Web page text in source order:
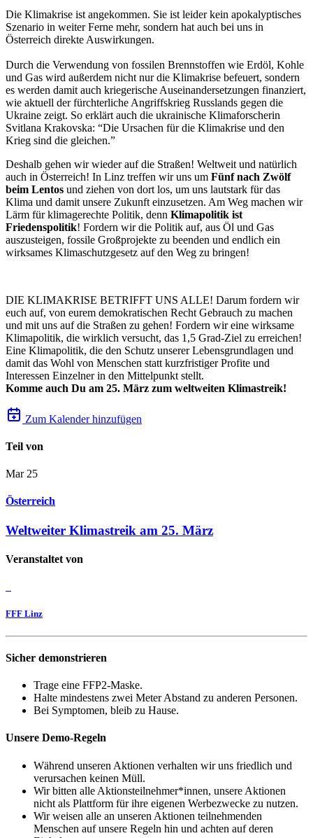
Die Klimakrise ist angekommen. Sie ist leider kein apokalyptisches
Szenario in weiter Ferne mehr, sondern hat auch bei uns in
Österreich direkte Auswirkungen.
Durch die Verwendung von fossilen Brennstoffen wie Erdöl, Kohle
und Gas wird außerdem nicht nur die Klimakrise befeuert, sondern
es werden damit auch kriegerische Auseinandersetzungen finanziert,
wie aktuell der fürchterliche Angriffskrieg Russlands gegen die
Ukraine zeigt. So erklärt auch die ukrainische Klimaforscherin
Svitlana Krakovska: “Die Ursachen für die Klimakrise und den
Krieg sind die gleichen.”
Deshalb gehen wir wieder auf die Straßen! Weltweit und natürlich
auch in Österreich! In Linz treffen wir uns um Fünf nach Zwölf
beim Lentos und ziehen von dort los, um uns lautstark für das
Klima und damit unsere Zukunft einzusetzen. Am Weg machen wir
Lärm für klimagerechte Politik, denn Klimapolitik ist
Friedenspolitik! Fordern wir die Politik auf, aus Öl und Gas
auszusteigen, fossile Großprojekte zu beenden und endlich ein
wirksames Klimaschutzgesetz auf den Weg zu bringen!
DIE KLIMAKRISE BETRIFFT UNS ALLE! Darum fordern wir
euch auf, von eurem demokratischen Recht Gebrauch zu machen
und mit uns auf die Straßen zu gehen! Fordern wir eine wirksame
Klimapolitik, die wirklich versucht, das 1,5 Grad-Ziel zu erreichen!
Eine Klimapolitik, die den Schutz unserer Lebensgrundlagen und
damit das Wohl von Menschen statt kurzfristiger Profite und
Interessen Einzelner in den Mittelpunkt stellt.
Komme auch Du am 25. März zum weltweiten Klimastreik!
Zum Kalender hinzufügen
Teil von
Mar 25
Österreich
Weltweiter Klimastreik am 25. März
Veranstaltet von
FFF Linz
Sicher demonstrieren
Trage eine FFP2-Maske.
Halte mindestens zwei Meter Abstand zu anderen Personen.
Bei Symptomen, bleib zu Hause.
Unsere Demo-Regeln
Während unseren Aktionen verhalten wir uns friedlich und
verursachen keinen Müll.
Wir bitten alle Aktionsteilnehmer*innen, unsere Aktionen
nicht als Plattform für ihre eigenen Werbezwecke zu nutzen.
Wir weisen alle an unseren Aktionen teilnehmenden
Menschen auf unsere Regeln hin und achten auf deren